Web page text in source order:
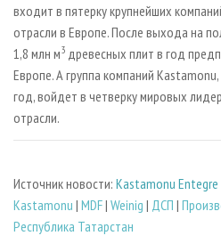
входит в пятерку крупнейших
отрасли в Европе. После выхода на
1,8 млн м3 древесных плит в год
Европе. А группа компаний
год, войдет в четверку мировых
отрасли.
Источник новости: Kastamonu Entegre
Kastamonu | MDF| Weinig | ДСП |
Республика Татарстан